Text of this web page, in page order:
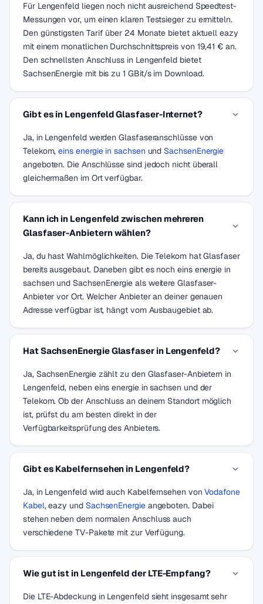
Für Lengenfeld liegen noch nicht ausreichend Speedtest-
Messungen vor, um einen klaren Testsieger zu ermitteln.
Den günstigsten Tarif über 24 Monate bietet aktuell eazy
mit einem monatlichen Durchschnittspreis von 19,41 € an.
Den schnellsten Anschluss in Lengenfeld bietet
SachsenEnergie mit bis zu 1 GBit/s im Download.
Gibt es in Lengenfeld Glasfaser-Internet?
Ja, in Lengenfeld werden Glasfaseranschlüsse von
Telekom,eins energie in sachsen und SachsenEnergie
angeboten. Die Anschlüsse sind jedoch nicht überall
gleichermaßen im Ort verfügbar.
Kann ich in Lengenfeld zwischen mehreren
Glasfaser-Anbietern wählen?
Ja, du hast Wahlmöglichkeiten. Die Telekom hat Glasfaser
bereits ausgebaut. Daneben gibt es noch eins energie in
sachsen und SachsenEnergie als weitere Glasfaser-
Anbieter vor Ort. Welcher Anbieter an deiner genauen
Adresse verfügbar ist, hängt vom Ausbaugebiet ab.
Hat SachsenEnergie Glasfaser in Lengenfeld?
Ja, SachsenEnergie zählt zu den Glasfaser-Anbietern in
Lengenfeld, neben eins energie in sachsen und der
Telekom. Ob der Anschluss an deinem Standort möglich
ist, prüfst du am besten direkt in der
Verfügbarkeitsprüfung des Anbieters.
Gibt es Kabelfernsehen in Lengenfeld?
Ja, in Lengenfeld wird auch Kabelfernsehen vonVodafone
Kabel, eazy und SachsenEnergieangeboten. Dabei
stehen neben dem normalen Anschluss auch
verschiedene TV-Pakete mit zur Verfügung.
Wie gut ist in Lengenfeld der LTE-Empfang?
Die LTE-Abdeckung in Lengenfeld sieht insgesamt sehr